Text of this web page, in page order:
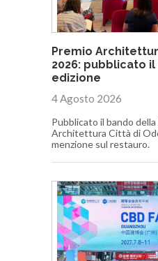
Premio
2026: pubblicato
edizione
4 Agosto 2026
Pubblicato il bando
Architettura Città di
menzione sul restauro.